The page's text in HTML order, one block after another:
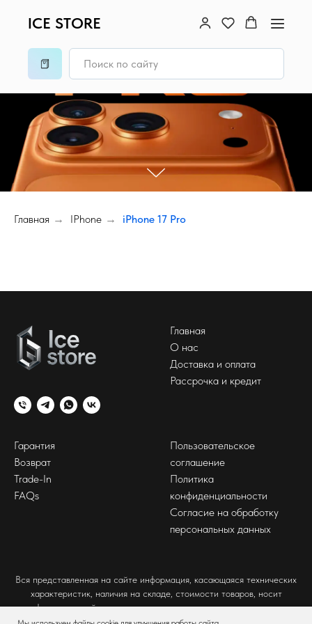
ICE STORE
Главная → IPhone → iPhone 17 Pro
Главная
О нас
Доставка и оплата
Рассрочка и кредит
Гарантия
Возврат
Trade-In
FAQs
Пользовательское
соглашение
Политика
конфиденциальности
Согласие на обработку
персональных данных
Вся представленная на сайте информация, касающаяся технических
характеристик, наличия на складе, стоимости товаров, носит
информационный характер и ни при каких условиях не является
публичной офертой, определяемой положениями Статьи 437(2)